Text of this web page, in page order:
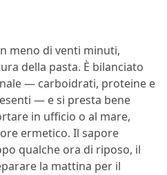
meno di venti minuti,
della pasta. È bilanciato
— carboidrati, proteine e
— e si presta bene
in ufficio o al mare,
ermetico. Il sapore
qualche ora di riposo, il
la mattina per il